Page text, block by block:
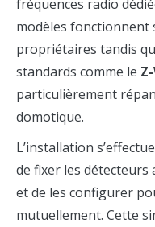
fréquences radio
modèles fonctionnent
propriétaires tandis
standards comme le
particulièrement
domotique.
L’installation
de fixer les détecteurs
et de les configurer
mutuellement. Cette